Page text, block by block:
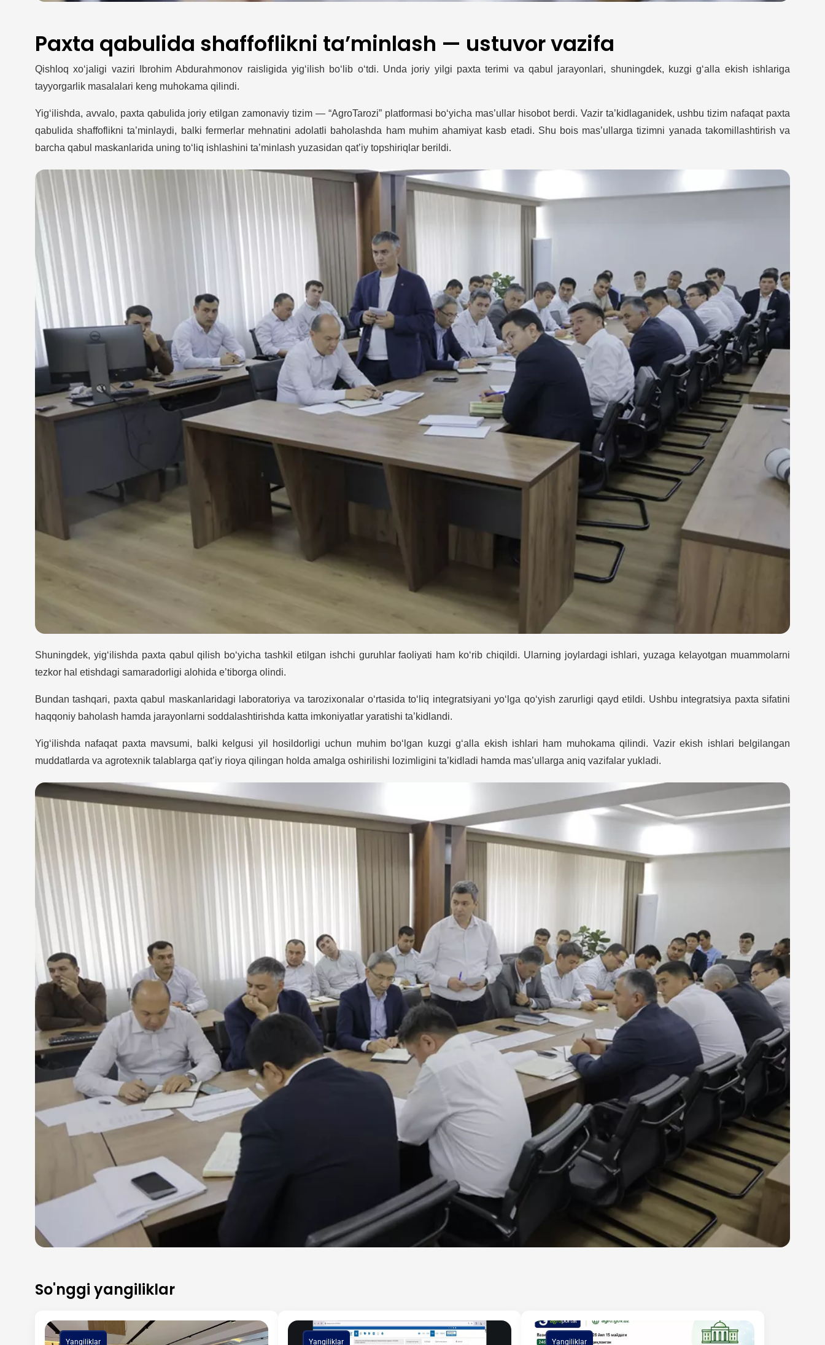
Paxta qabulida shaffoflikni ta’minlash — ustuvor vazifa
Qishloq xo‘jaligi vaziri Ibrohim Abdurahmonov raisligida yig‘ilish bo‘lib o‘tdi. Unda joriy yilgi paxta terimi va qabul jarayonlari, shuningdek, kuzgi g‘alla ekish ishlariga
tayyorgarlik masalalari keng muhokama qilindi.
Yig‘ilishda, avvalo, paxta qabulida joriy etilgan zamonaviy tizim — “AgroTarozi” platformasi bo‘yicha mas’ullar hisobot berdi. Vazir ta’kidlaganidek, ushbu tizim nafaqat paxta
qabulida shaffoflikni ta’minlaydi, balki fermerlar mehnatini adolatli baholashda ham muhim ahamiyat kasb etadi. Shu bois mas’ullarga tizimni yanada takomillashtirish va
barcha qabul maskanlarida uning to‘liq ishlashini ta’minlash yuzasidan qat’iy topshiriqlar berildi.
Shuningdek, yig‘ilishda paxta qabul qilish bo‘yicha tashkil etilgan ishchi guruhlar faoliyati ham ko‘rib chiqildi. Ularning joylardagi ishlari, yuzaga kelayotgan muammolarni
tezkor hal etishdagi samaradorligi alohida e’tiborga olindi.
Bundan tashqari, paxta qabul maskanlaridagi laboratoriya va tarozixonalar o‘rtasida to‘liq integratsiyani yo‘lga qo‘yish zarurligi qayd etildi. Ushbu integratsiya paxta sifatini
haqqoniy baholash hamda jarayonlarni soddalashtirishda katta imkoniyatlar yaratishi ta’kidlandi.
Yig‘ilishda nafaqat paxta mavsumi, balki kelgusi yil hosildorligi uchun muhim bo‘lgan kuzgi g‘alla ekish ishlari ham muhokama qilindi. Vazir ekish ishlari belgilangan
muddatlarda va agrotexnik talablarga qat’iy rioya qilingan holda amalga oshirilishi lozimligini ta’kidladi hamda mas’ullarga aniq vazifalar yukladi.
So'nggi yangiliklar
Yangiliklar Yangiliklar Yangiliklar